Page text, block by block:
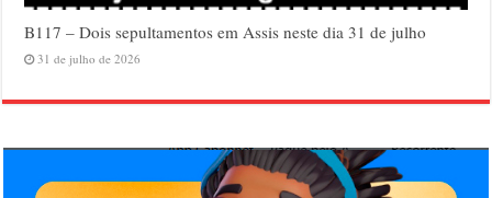
B117 – Dois sepultamentos em Assis neste dia 31 de julho
31 de julho de 2026